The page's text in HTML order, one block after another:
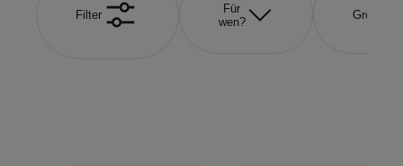
Filter
Für
wen?
Größe